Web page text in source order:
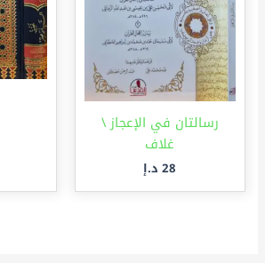
رسالتان في الإعجاز \
غلاف
28 د.إ